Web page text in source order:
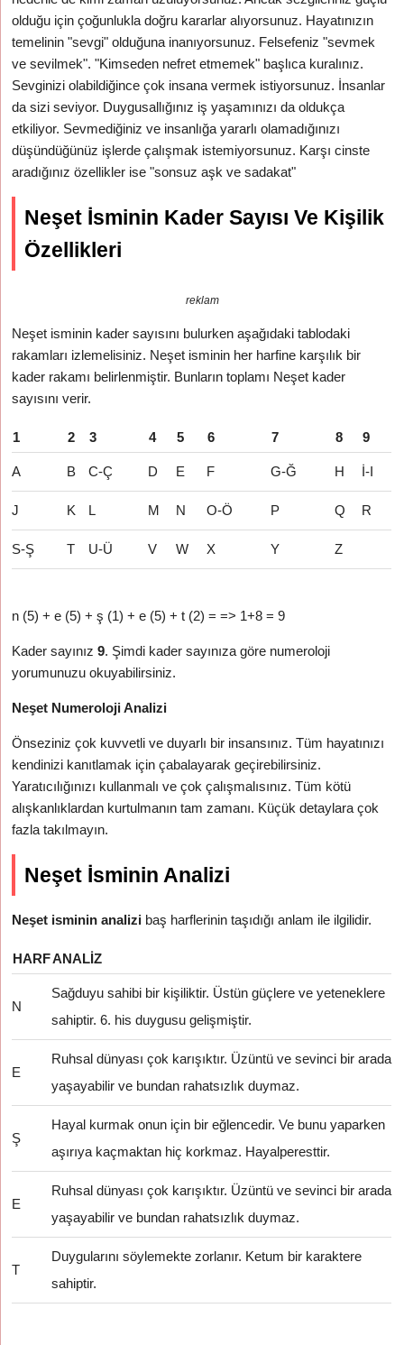
olduğu için çoğunlukla doğru kararlar alıyorsunuz. Hayatınızın
temelinin "sevgi" olduğuna inanıyorsunuz. Felsefeniz "sevmek
ve sevilmek". "Kimseden nefret etmemek" başlıca kuralınız.
Sevginizi olabildiğince çok insana vermek istiyorsunuz. İnsanlar
da sizi seviyor. Duygusallığınız iş yaşamınızı da oldukça
etkiliyor. Sevmediğiniz ve insanlığa yararlı olamadığınızı
düşündüğünüz işlerde çalışmak istemiyorsunuz. Karşı cinste
aradığınız özellikler ise "sonsuz aşk ve sadakat"
Neşet İsminin Kader Sayısı Ve Kişilik
Özellikleri
reklam
Neşet isminin kader sayısını bulurken aşağıdaki tablodaki
rakamları izlemelisiniz. Neşet isminin her harfine karşılık bir
kader rakamı belirlenmiştir. Bunların toplamı Neşet kader
sayısını verir.
1 2 3 4 5 6 7 8 9
A B C-Ç D E F G-Ğ H İ-I
J K L M N O-Ö P Q R
S-Ş T U-Ü V W X Y Z
n (5) + e (5) + ş (1) + e (5) + t (2) = => 1+8 = 9
Kader sayınız9. Şimdi kader sayınıza göre numeroloji
yorumunuzu okuyabilirsiniz.
Neşet Numeroloji Analizi
Önseziniz çok kuvvetli ve duyarlı bir insansınız. Tüm hayatınızı
kendinizi kanıtlamak için çabalayarak geçirebilirsiniz.
Yaratıcılığınızı kullanmalı ve çok çalışmalısınız. Tüm kötü
alışkanlıklardan kurtulmanın tam zamanı. Küçük detaylara çok
fazla takılmayın.
Neşet İsminin Analizi
Neşet isminin analizi baş harflerinin taşıdığı anlam ile ilgilidir.
HARFANALIZ
N
Sağduyu sahibi bir kişiliktir. Üstün güçlere ve yeteneklere
sahiptir. 6. his duygusu gelişmiştir.
E
Ruhsal dünyası çok karışıktır. Üzüntü ve sevinci bir arada
yaşayabilir ve bundan rahatsızlık duymaz.
Ş
Hayal kurmak onun için bir eğlencedir. Ve bunu yaparken
aşırıya kaçmaktan hiç korkmaz. Hayalperesttir.
E
Ruhsal dünyası çok karışıktır. Üzüntü ve sevinci bir arada
yaşayabilir ve bundan rahatsızlık duymaz.
T
Duygularını söylemekte zorlanır. Ketum bir karaktere
sahiptir.